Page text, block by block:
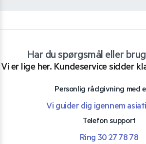
Har du spørgsmål eller
Vi er lige her. Kundeservice sidder
Personlig rådgivning med
Vi guider dig igennem
Telefon support
Ring 30 27 78 78